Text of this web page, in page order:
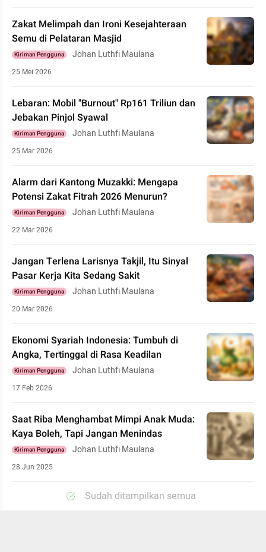
Zakat Melimpah dan Ironi Kesejahteraan
Semu di Pelataran Masjid
Kiriman Pengguna Johan Luthfi Maulana
25 Mei 2026
Lebaran: Mobil "Burnout" Rp161 Triliun dan
Jebakan Pinjol Syawal
Kiriman Pengguna Johan Luthfi Maulana
25 Mar 2026
Alarm dari Kantong Muzakki: Mengapa
Potensi Zakat Fitrah 2026 Menurun?
Kiriman Pengguna Johan Luthfi Maulana
22 Mar 2026
Jangan Terlena Larisnya Takjil, Itu Sinyal
Pasar Kerja Kita Sedang Sakit
Kiriman Pengguna Johan Luthfi Maulana
20 Mar 2026
Ekonomi Syariah Indonesia: Tumbuh di
Angka, Tertinggal di Rasa Keadilan
Kiriman Pengguna Johan Luthfi Maulana
17 Feb 2026
Saat Riba Menghambat Mimpi Anak Muda:
Kaya Boleh, Tapi Jangan Menindas
Kiriman Pengguna Johan Luthfi Maulana
28 Jun 2025
Sudah ditampilkan semua